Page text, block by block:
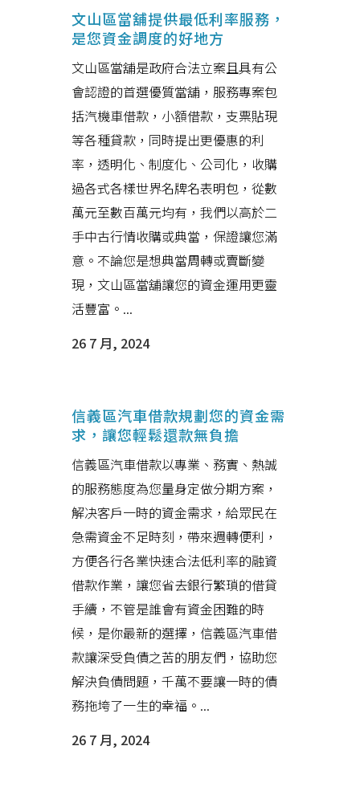
文山區當舖提供最低利率服務，
是您資金調度的好地方
文山區當舖是政府合法立案且具有公
會認證的首選優質當舖，服務專案包
括汽機車借款，小額借款，支票貼現
等各種貸款，同時提出更優惠的利
率，透明化、制度化、公司化，收購
過各式各樣世界名牌名表明包，從數
萬元至數百萬元均有，我們以高於二
手中古行情收購或典當，保證讓您滿
意。不論您是想典當周轉或賣斷變
現，文山區當舖讓您的資金運用更靈
活豐富。...
26 7 月, 2024
信義區汽車借款規劃您的資金需
求，讓您輕鬆還款無負擔
信義區汽車借款以專業、務實、熱誠
的服務態度為您量身定做分期方案，
解决客戶一時的資金需求，給眾民在
急需資金不足時刻，帶來週轉便利，
方便各行各業快速合法低利率的融資
借款作業，讓您省去銀行繁瑣的借貸
手續，不管是誰會有資金困難的時
候，是你最新的選擇，信義區汽車借
款讓深受負債之苦的朋友們，協助您
解決負債問題，千萬不要讓一時的債
務拖垮了一生的幸福。...
26 7 月, 2024